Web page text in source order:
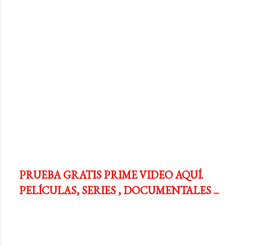
PRUEBA GRATIS PRIME VIDEO AQUÍ.
PELÍCULAS, SERIES , DOCUMENTALES ...